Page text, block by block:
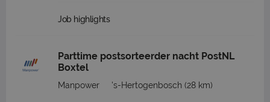
Job highlights
Parttime postsorteerder nacht PostNL
Boxtel
Manpower 's-Hertogenbosch (28 km)